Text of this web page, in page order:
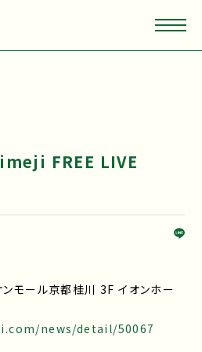
FREE LIVE
モール京都桂川 3F イオンホー
news/detail/50067